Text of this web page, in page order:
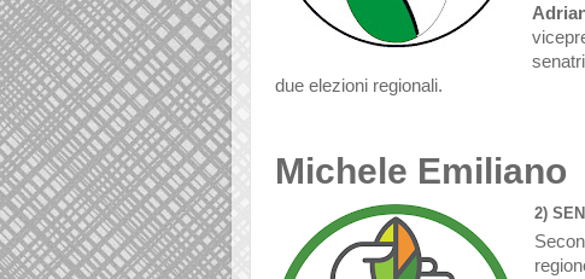
due elezioni regionali.
Michele Emiliano
2)